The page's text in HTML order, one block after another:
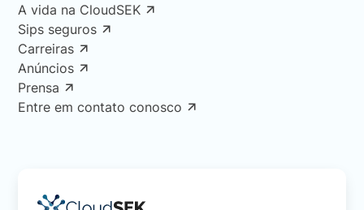
A vida na CloudSEK
Sips seguros
Carreiras
Anúncios
Prensa
Entre em contato conosco